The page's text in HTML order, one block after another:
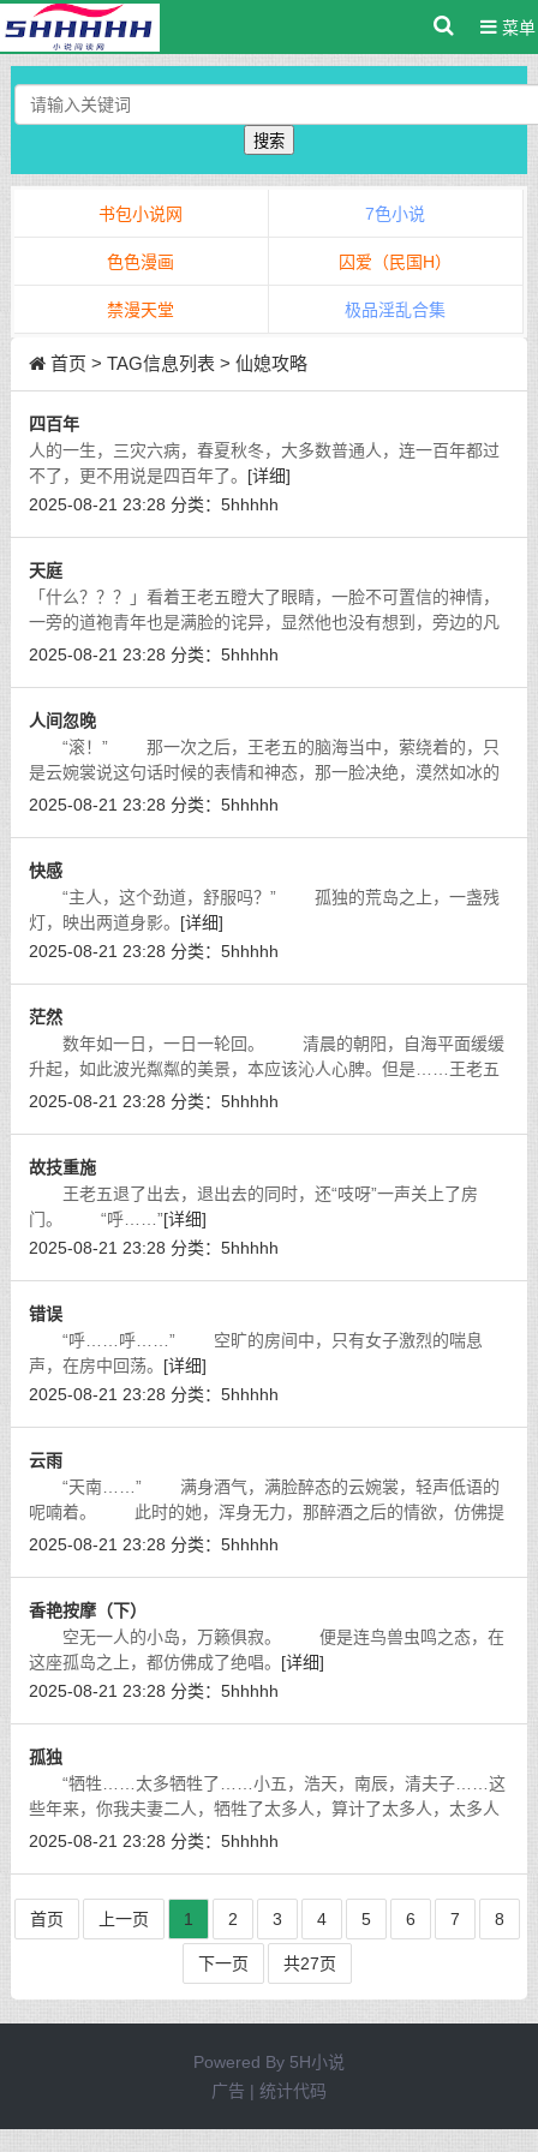
菜单
搜索
书包小说网 7色小说
色色漫画 囚爱（民国H）
禁漫天堂 极品淫乱合集
首页 > TAG信息列表 > 仙媳攻略
四百年
人的一生，三灾六病，春夏秋冬，大多数普通人，连一百年都过
不了，更不用说是四百年了。 [详细]
2025-08-21 23:28 分类： 5hhhhh
天庭
「什么？？？」看着王老五瞪大了眼睛，一脸不可置信的神情，
一旁的道袍青年也是满脸的诧异，显然他也没有想到，旁边的凡
人老头，反应会这般的夸张，便是一旁的云婉裳，似乎眼神余光
2025-08-21 23:28 分类： 5hhhhh
人间忽晚
“滚！” 那一次之后，王老五的脑海当中，萦绕着的，只
是云婉裳说这句话时候的表情和神态，那一脸决绝，漠然如冰的
神情，还有那些如刀剑一般的话语。
2025-08-21 23:28 分类： 5hhhhh
快感
“主人，这个劲道，舒服吗？” 孤独的荒岛之上，一盏残
灯，映出两道身影。 [详细]
2025-08-21 23:28 分类： 5hhhhh
茫然
数年如一日，一日一轮回。 清晨的朝阳，自海平面缓缓
升起，如此波光粼粼的美景，本应该沁人心脾。但是……王老五
已经看过了很多次，早已经麻木了。
2025-08-21 23:28 分类： 5hhhhh
故技重施
王老五退了出去，退出去的同时，还“吱呀”一声关上了房
门。 “呼……”[详细]
2025-08-21 23:28 分类： 5hhhhh
错误
“呼……呼……” 空旷的房间中，只有女子激烈的喘息
声，在房中回荡。 [详细]
2025-08-21 23:28 分类： 5hhhhh
云雨
“天南……” 满身酒气，满脸醉态的云婉裳，轻声低语的
呢喃着。 此时的她，浑身无力，那醉酒之后的情欲，仿佛提
升了数倍，将她全身的骨头似乎都磨平了。
2025-08-21 23:28 分类： 5hhhhh
香艳按摩（下）
空无一人的小岛，万籁俱寂。 便是连鸟兽虫鸣之态，在
这座孤岛之上，都仿佛成了绝唱。 [详细]
2025-08-21 23:28 分类： 5hhhhh
孤独
“牺牲……太多牺牲了……小五，浩天，南辰，清夫子……这
些年来，你我夫妻二人，牺牲了太多人，算计了太多人，太多人
因我而死，太多人因你而亡……我们……我们对不起他们！”
2025-08-21 23:28 分类： 5hhhhh
首页 上一页 1 2 3 4 5 6 7 8
下一页 共27页
Powered By 5H小说
广告 | 统计代码